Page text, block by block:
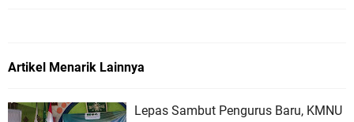
Artikel Menarik Lainnya
Lepas Sambut Pengurus Baru, KMNU